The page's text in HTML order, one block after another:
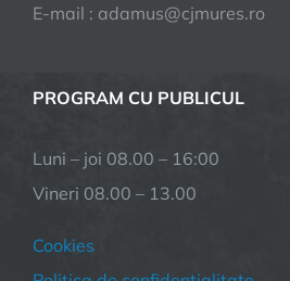
E-mail : adamus@cjmures.ro
PROGRAM CU PUBLICUL
Luni – joi 08.00 – 16:00
Vineri 08.00 – 13.00
Cookies